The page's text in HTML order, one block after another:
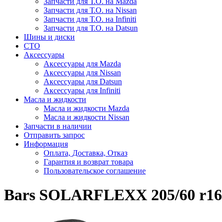
Запчасти для Т.О. на Nissan
Запчасти для Т.О. на Infiniti
Запчасти для Т.О. на Datsun
Шины и диски
СТО
Аксессуары
Аксессуары для Mazda
Аксессуары для Nissan
Аксессуары для Datsun
Аксессуары для Infiniti
Масла и жидкости
Масла и жидкости Mazda
Масла и жидкости Nissan
Запчасти в наличии
Отправить запрос
Информация
Оплата, Доставка, Отказ
Гарантия и возврат товара
Пользовательское соглашение
Bars SOLARFLEXX 205/60